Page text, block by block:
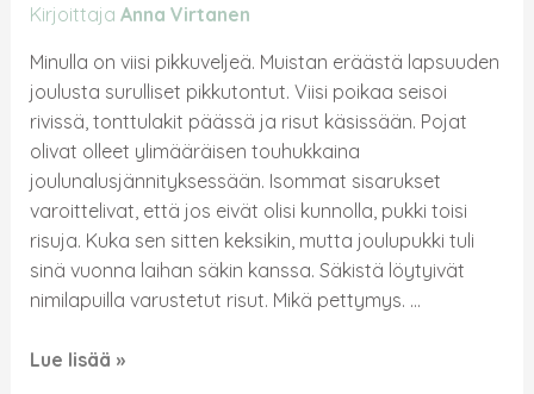
Kirjoittaja Anna Virtanen
Minulla on viisi pikkuveljeä. Muistan eräästä lapsuuden
joulusta surulliset pikkutontut. Viisi poikaa seisoi
rivissä, tonttulakit päässä ja risut käsissään. Pojat
olivat olleet ylimääräisen touhukkaina
joulunalusjännityksessään. Isommat sisarukset
varoittelivat, että jos eivät olisi kunnolla, pukki toisi
risuja. Kuka sen sitten keksikin, mutta joulupukki tuli
sinä vuonna laihan säkin kanssa. Säkistä löytyivät
nimilapuilla varustetut risut. Mikä pettymys. …
Lue lisää »